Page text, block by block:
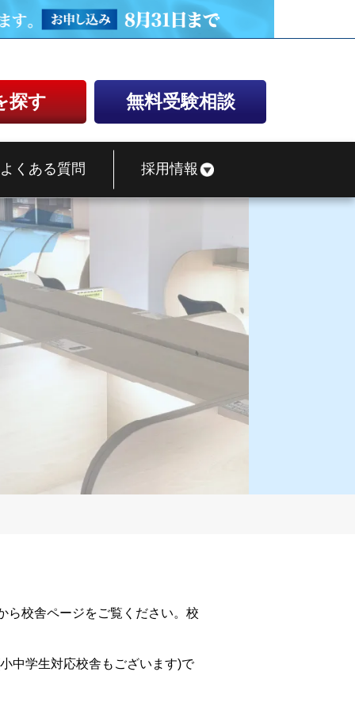
探す 無料受験相談
よくある質問 採用情報
ら校舎ページをご覧ください。校
中学生対応校舎もございます)で